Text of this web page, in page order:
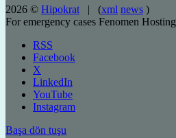
2026 © Hipokrat | (xml news )
For emergency cases Fenomen Hosting
RSS
Facebook
X
LinkedIn
YouTube
Instagram
Başa dön tuşu